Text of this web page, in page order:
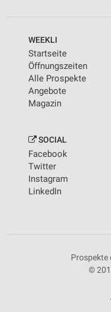
WEEKLI
Startseite
Öffnungszeiten
Alle Prospekte
Angebote
Magazin
SOCIAL
Facebook
Twitter
Instagram
LinkedIn
Prospekte
©